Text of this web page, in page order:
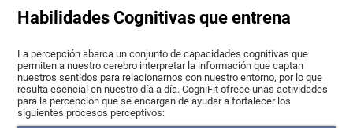
Habilidades Cognitivas que entrena
La percepción abarca un conjunto de capacidades cognitivas que
permiten a nuestro cerebro interpretar la información que captan
nuestros sentidos para relacionarnos con nuestro entorno, por lo que
resulta esencial en nuestro día a día. CogniFit ofrece unas actividades
para la percepción que se encargan de ayudar a fortalecer los
siguientes procesos perceptivos: